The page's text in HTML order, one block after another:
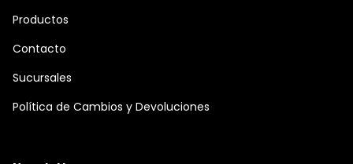
Productos
Contacto
Sucursales
Política de Cambios y Devoluciones